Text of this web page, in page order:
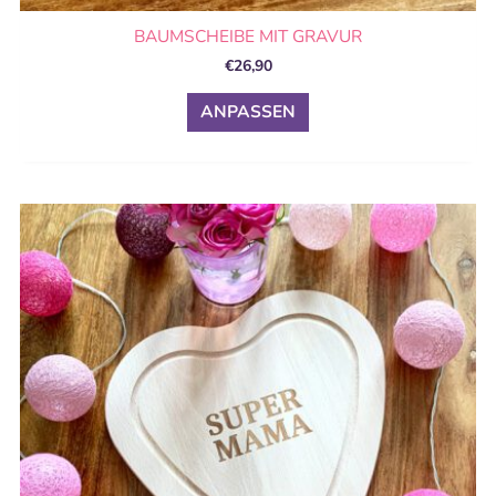
BAUMSCHEIBE MIT GRAVUR
€26,90
ANPASSEN